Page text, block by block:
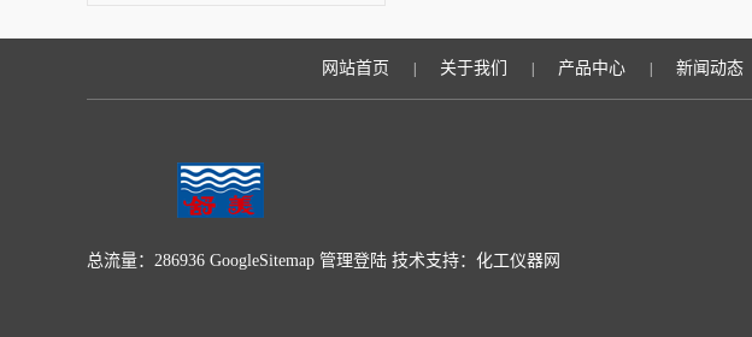
网站首页 关于我们 产品中心 新闻动态
总流量：286936 GoogleSitemap 管理登陆 技术支持： 化工仪器网